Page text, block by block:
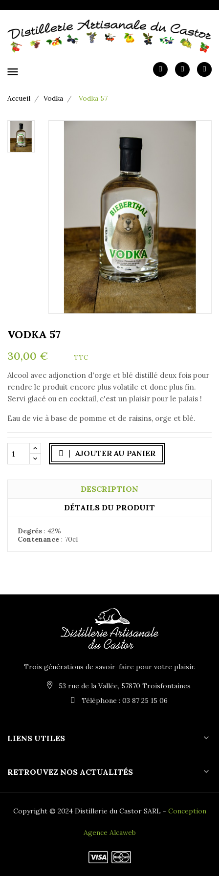
menu
Accueil Vodka Vodka 57
VODKA 57
30,00 €
TTC
Alcool avec adjonction d'orge et blé distillé deux fois pour
rendre le produit encore plus volatile et donc plus fin.
Servi glacé ou en cocktail, c'est un plaisir pour le palais !
Eau de vie à base de pomme et de raisins, orge et blé.
AJOUTER AU PANIER
DESCRIPTION
DÉTAILS DU PRODUIT
Degrés : 42%
Contenance : 70cl
Trois générations de savoir-faire pour votre plaisir.
53 rue de la Vallée, 57870 Troisfontaines
Téléphone : 03 87 25 15 06
LIENS UTILES expand_more
RETROUVEZ NOS ACTUALITÉS expand_more
Copyright © 2024 Distillerie du Castor SARL - Conception
Agence Alcaweb